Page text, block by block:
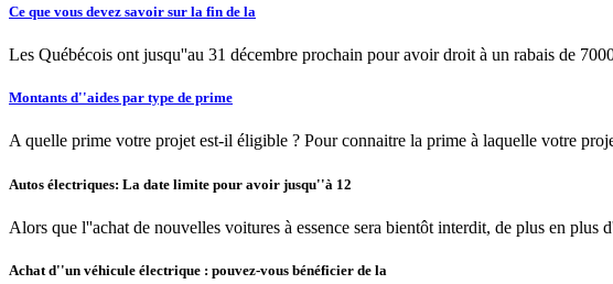
Ce que vous devez savoir sur la fin de la
Les Québécois ont jusqu''au 31 décembre prochain pour avoir droit à un rabais de
Montants d''aides par type de prime
A quelle prime votre projet est-il éligible ? Pour connaitre la prime à laquelle votre
Autos électriques: La date limite pour avoir jusqu''à 12
Alors que l''achat de nouvelles voitures à essence sera bientôt interdit, de plus en
Achat d''un véhicule électrique : pouvez-vous bénéficier de la